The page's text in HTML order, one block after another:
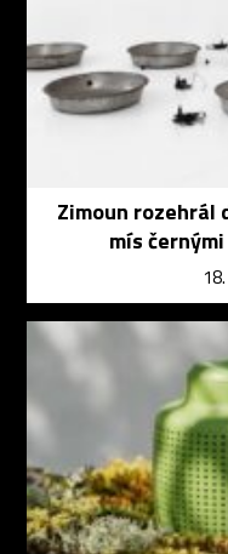
Zimoun rozehrál
mís